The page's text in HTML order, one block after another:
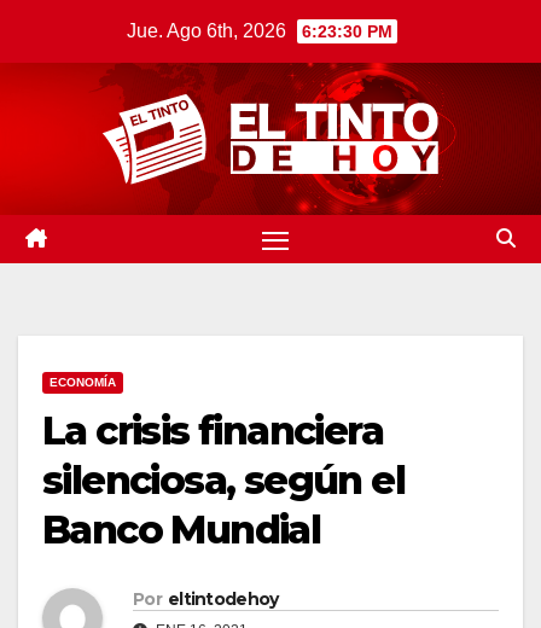
Jue. Ago 6th, 2026 6:23:31 PM
ECONOMÍA
La crisis financiera
silenciosa, según el
Banco Mundial
Por eltintodehoy